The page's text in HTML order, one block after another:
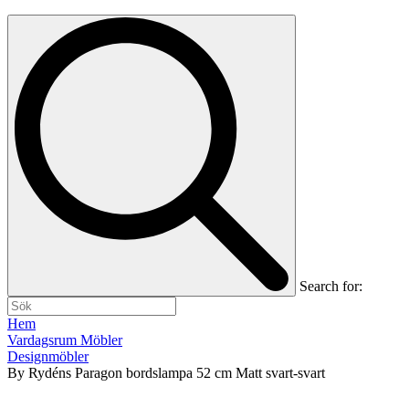
Search for:
Hem
Vardagsrum Möbler
Designmöbler
By Rydéns Paragon bordslampa 52 cm Matt svart-svart